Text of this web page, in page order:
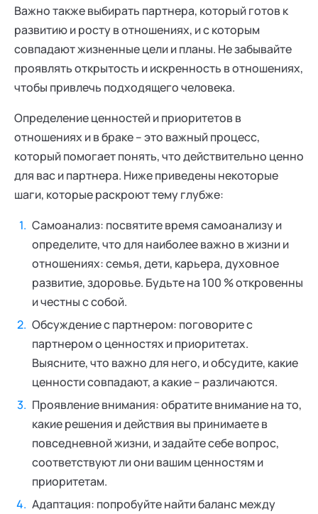
Важно также выбирать партнера, который готов к
развитию и росту в отношениях, и с которым
совпадают жизненные цели и планы. Не забывайте
проявлять открытость и искренность в отношениях,
чтобы привлечь подходящего человека.
Определение ценностей и приоритетов в
отношениях и в браке – это важный процесс,
который помогает понять, что действительно ценно
для вас и партнера. Ниже приведены некоторые
шаги, которые раскроют тему глубже:
Самоанализ: посвятите время самоанализу и
определите, что для наиболее важно в жизни и
отношениях: семья, дети, карьера, духовное
развитие, здоровье. Будьте на 100 % откровенны
и честны с собой.
Обсуждение с партнером: поговорите с
партнером о ценностях и приоритетах.
Выясните, что важно для него, и обсудите, какие
ценности совпадают, а какие – различаются.
Проявление внимания: обратите внимание на то,
какие решения и действия вы принимаете в
повседневной жизни, и задайте себе вопрос,
соответствуют ли они вашим ценностям и
приоритетам.
Адаптация: попробуйте найти баланс между